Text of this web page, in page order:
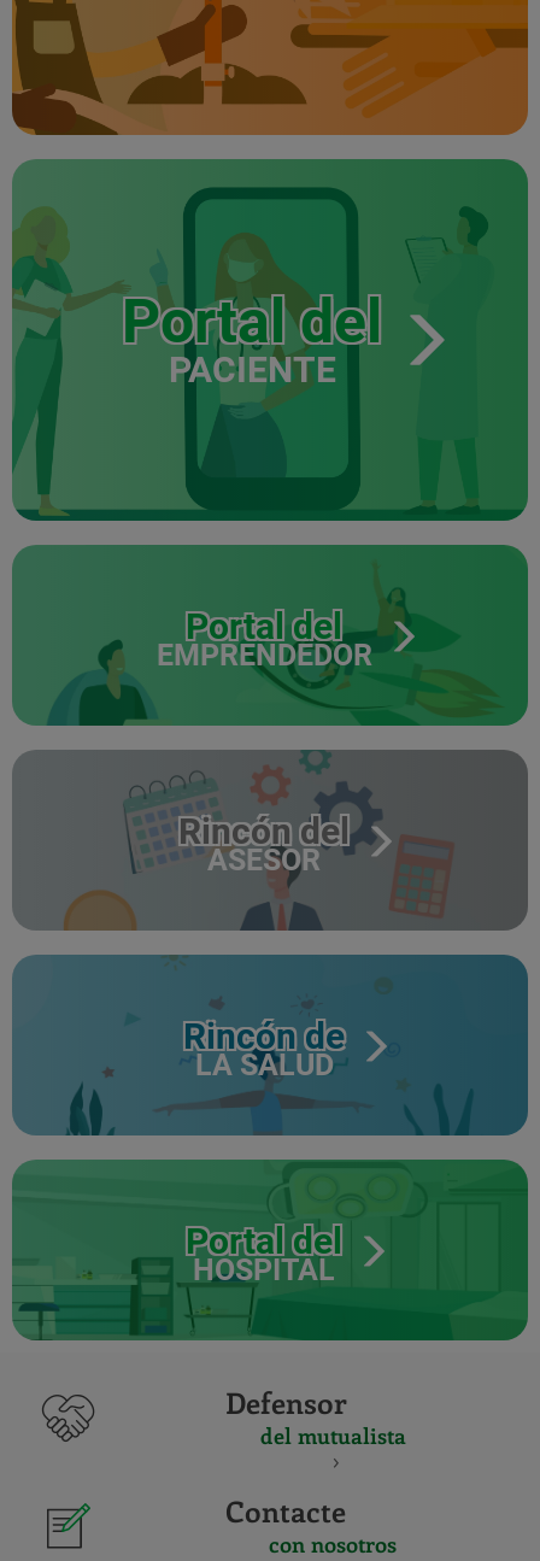
Portal del
PACIENTE
Portal del
EMPRENDEDOR
Rincón del
ASESOR
Rincón de
LA SALUD
Portal del
HOSPITAL
Defensor
del mutualista
Contacte
con nosotros